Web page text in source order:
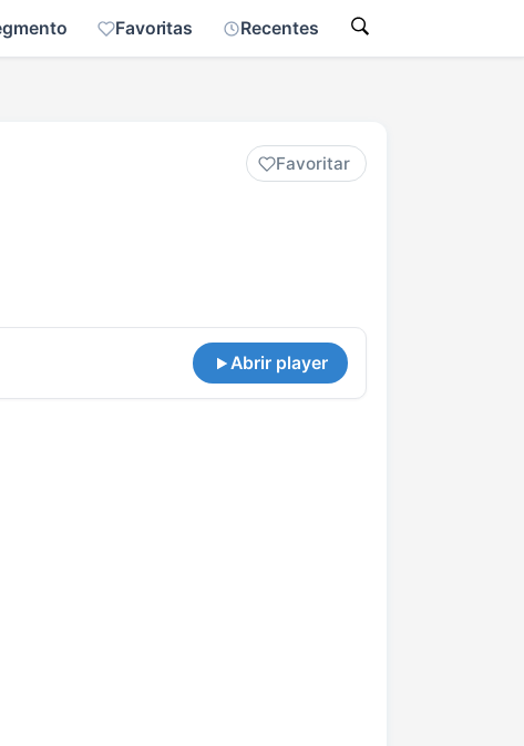
Favoritas Recentes
Favoritar
Abrir player